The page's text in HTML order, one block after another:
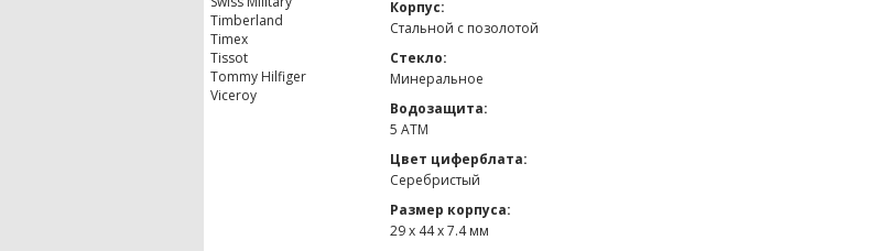
Timberland
Timex
Tissot
Tommy Hilfiger
Viceroy
Корпус:
Стальной с позолотой
Стекло:
Минеральное
Водозащита:
5 ATM
Цвет циферблата:
Серебристый
Размер корпуса:
29 х 44 х 7.4 мм